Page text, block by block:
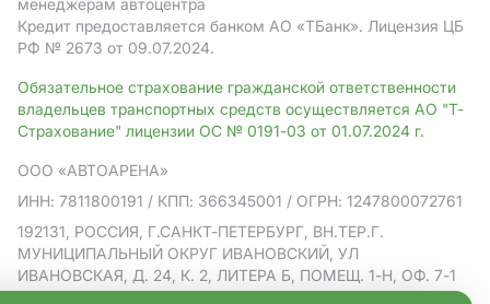
менеджерам автоцентра
Кредит предоставляется банком АO «ТБанк». Лицензия ЦБ
РФ № 2673 от 09.07.2024.
Обязательное страхование гражданской ответственности
владельцев транспортных средств осуществляется АО "Т-
Страхование" лицензии ОС № 0191-03 от 01.07.2024 г.
ООО «АВТОАРЕНА»
ИНН: 7811800191 / КПП: 366345001 / ОГРН: 1247800072761
192131, РОССИЯ, Г.САНКТ-ПЕТЕРБУРГ, ВН.ТЕР.Г.
МУНИЦИПАЛЬНЫЙ ОКРУГ ИВАНОВСКИЙ, УЛ
ИВАНОВСКАЯ, Д. 24, К. 2, ЛИТЕРА Б, ПОМЕЩ. 1-Н, ОФ. 7-1